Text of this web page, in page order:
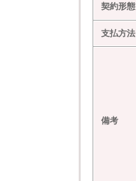
契約形態
支払方法
備考